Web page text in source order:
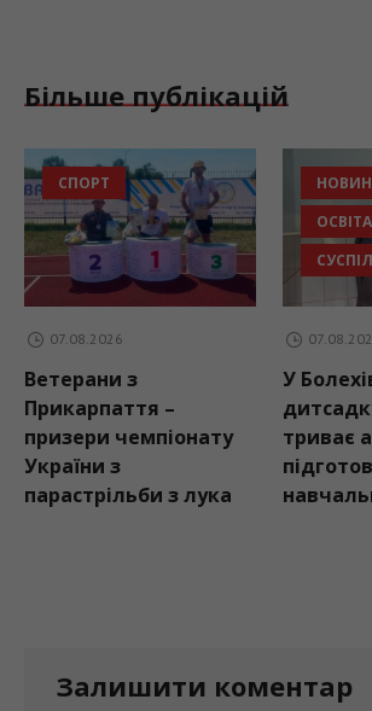
Більше публікацій
–
з лука
НОВИНИ ГРОМАД
ОСВІТА
СУСПІЛЬСТВО
У Болехівському
дитсадку “Веселка”
триває активна
підготовка до нового
навчального року
Залишити коментар